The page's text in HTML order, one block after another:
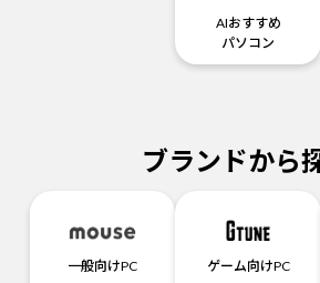
AIおすすめ
パソコン
ブランドから
一般向けPC ゲーム向けPC